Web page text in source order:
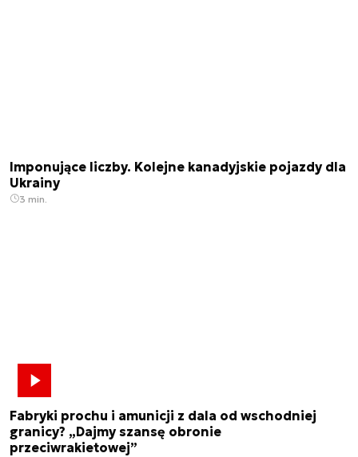
Imponujące liczby. Kolejne kanadyjskie pojazdy dla
Ukrainy
3 min.
Fabryki prochu i amunicji z dala od wschodniej
granicy? „Dajmy szansę obronie
przeciwrakietowej”